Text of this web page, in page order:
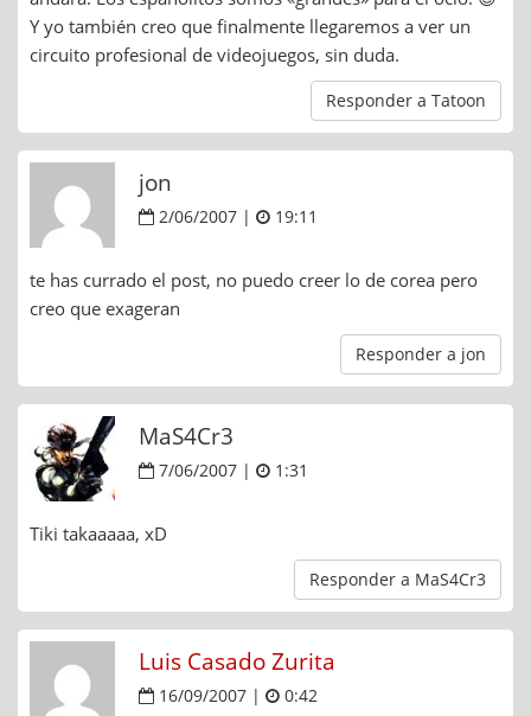
Y yo también creo que finalmente llegaremos a ver un
circuito profesional de videojuegos, sin duda.
Responder a Tatoon
jon
2/06/2007 | 19:11
te has currado el post, no puedo creer lo de corea pero
creo que exageran
Responder a jon
MaS4Cr3
7/06/2007 | 1:31
Tiki takaaaaa, xD
Responder a MaS4Cr3
Luis Casado Zurita
16/09/2007 | 0:42